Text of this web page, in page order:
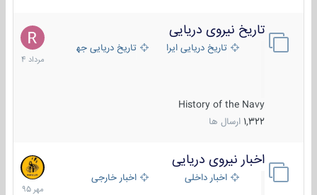
تاریخ نیروی دریایی
تاریخ دریایی ایران تاریخ دریایی جهان
History of the Navy
1,322 ارسال ها
16
مرداد
1404
اخبار نیروی دریایی
اخبار داخلی اخبار خارجی
27
مهر
1395